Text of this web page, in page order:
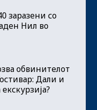
заразени со
Нил во
обвинителот
Дали и